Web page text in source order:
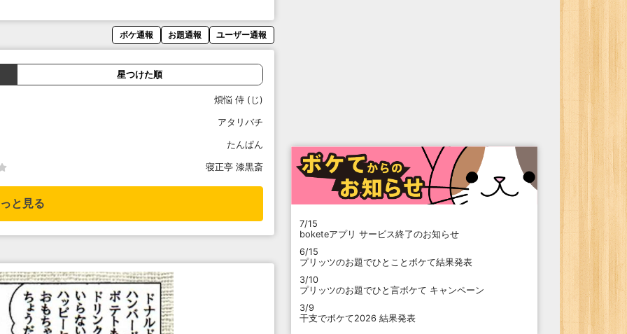
ボケ通報 お題通報 ユーザー通報
星つけた順
煩悩 侍 (じ)
アタリバチ
たんぱん
寝正亭 漆黒斎
と見る
7/15
boketeアプリ サービス終了のお知らせ
6/15
プリッツのお題でひとことボケて結果発表
3/10
プリッツのお題でひと言ボケて キャンペーン
3/9
干支でボケて2026 結果発表